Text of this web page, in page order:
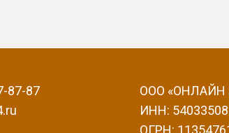
87-87
ООО «ОНЛАЙН
ИНН:
ОГРН: